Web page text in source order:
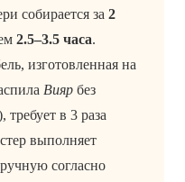
собирается за2
2.5–3.5 часа.
изготовленная на
Вияр без
в 3 раза
выполняет
согласно